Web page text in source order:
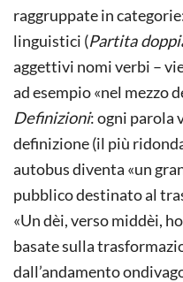
raggruppate in
linguistici (Partita
aggettivi nomi verbi –
ad esempio «nel mezzo
Definizioni: ogni parola
definizione (il più
autobus diventa «un
pubblico destinato al
«Un dèi, verso middèi,
basate sulla
dall’andamento